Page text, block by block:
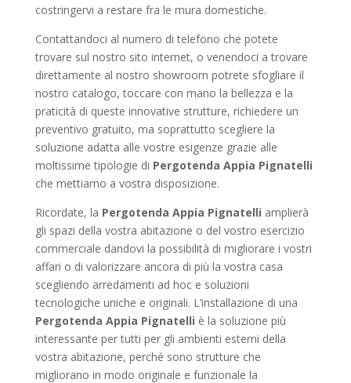
costringervi a restare fra le mura domestiche.
Contattandoci al numero di telefono che potete
trovare sul nostro sito internet, o venendoci a trovare
direttamente al nostro showroom potrete sfogliare il
nostro catalogo, toccare con mano la bellezza e la
praticità di queste innovative strutture, richiedere un
preventivo gratuito, ma soprattutto scegliere la
soluzione adatta alle vostre esigenze grazie alle
moltissime tipologie di Pergotenda Appia Pignatelli
che mettiamo a vostra disposizione.
Ricordate, la Pergotenda Appia Pignatelli amplierà
gli spazi della vostra abitazione o del vostro esercizio
commerciale dandovi la possibilità di migliorare i vostri
affari o di valorizzare ancora di più la vostra casa
scegliendo arredamenti ad hoc e soluzioni
tecnologiche uniche e originali. L’installazione di una
Pergotenda Appia Pignatelli è la soluzione più
interessante per tutti per gli ambienti esterni della
vostra abitazione, perché sono strutture che
migliorano in modo originale e funzionale la